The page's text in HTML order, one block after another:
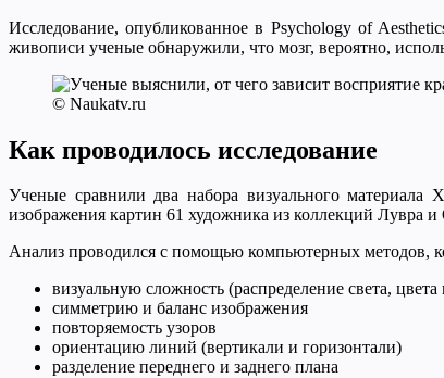
Исследование, опубликованное в Psychology of
живописи ученые обнаружили, что мозг, вероятно,
© Naukatv.ru
Как проводилось исследование
Ученые сравнили два набора визуального
изображения картин 61 художника из коллекций Лувра и
Анализ проводился с помощью компьютерных методов,
визуальную сложность (распределение света, цвета
симметрию и баланс изображения
повторяемость узоров
ориентацию линий (вертикали и горизонтали)
разделение переднего и заднего плана